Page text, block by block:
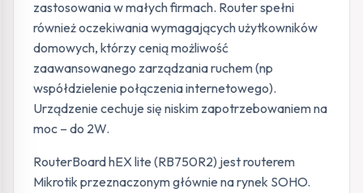
zastosowania w małych firmach. Router spełni
również oczekiwania wymagających użytkowników
domowych, którzy cenią możliwość
zaawansowanego zarządzania ruchem (np
współdzielenie połączenia internetowego).
Urządzenie cechuje się niskim zapotrzebowaniem na
moc – do 2W.
RouterBoard hEX lite (RB750R2) jest routerem
Mikrotik przeznaczonym głównie na rynek SOHO.